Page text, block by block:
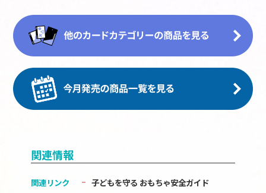
関連情報
関連リンク 子どもを守る おもちゃ安全ガイド